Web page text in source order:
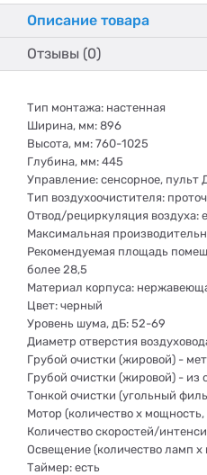
Описание товара
Отзывы (0)
Тип монтажа: настенная
Ширина, мм: 896
Высота, мм: 760-1025
Глубина, мм: 445
Управление: сенсорное, пульт
Тип воздухоочистителя:
Отвод/рециркуляция воздуха:
Mаксимальная
Рекомендуемая площадь
более 28,5
Материал корпуса:
Цвет: черный
Уровень шума, дБ: 52-69
Диаметр отверстия
Грубой очистки (жировой) -
Грубой очистки (жировой) - из
Тонкой очистки (угольный
Мотор (количество х мощность,
Количество скоростей/
Освещение (количество ламп x
Таймер: есть